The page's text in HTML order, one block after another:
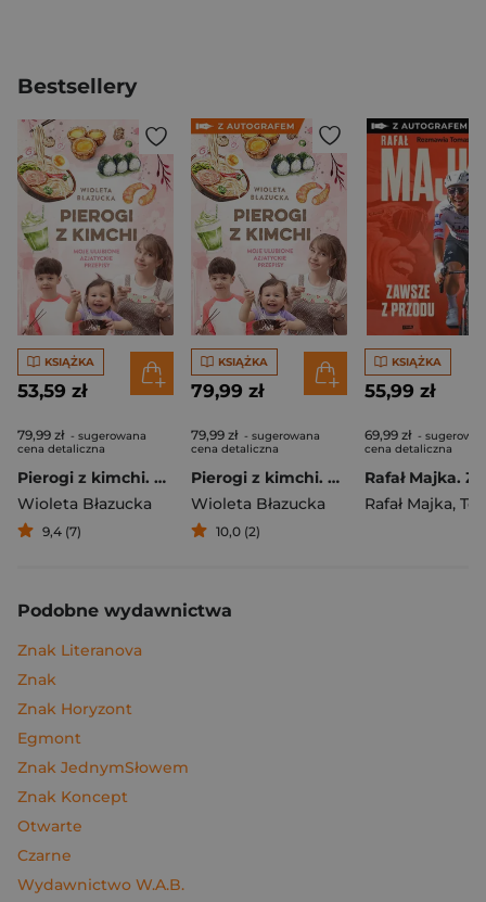
Bestsellery
KSIĄŻKA
53,59 zł
79,99 zł - sugerowana
cena detaliczna
Pierogi z kimchi. Moje ulubione azjatyckie przepisy
Wioleta Błazucka
9,4 (7)
KSIĄŻKA
79,99 zł
79,99 zł - sugerowana
cena detaliczna
Pierogi z kimchi. Moje ulubione azjatyckie przepisy - książka z autografem
Wioleta Błazucka
10,0 (2)
KSIĄŻKA
55,99 zł
69,99 zł -
cena detaliczna
Rafał Majka,
Podobne wydawnictwa
Znak Literanova
Znak
Znak Horyzont
Egmont
Znak JednymSłowem
Znak Koncept
Otwarte
Czarne
Wydawnictwo W.A.B.